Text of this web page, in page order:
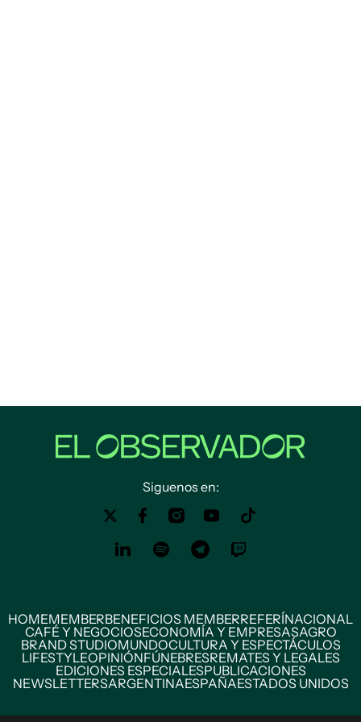
Siguenos en:
HOMEMEMBERBENEFICIOS MEMBERREFERÍNACIONAL
CAFÉ Y NEGOCIOSECONOMÍA Y EMPRESASAGRO
BRAND STUDIOMUNDOCULTURA Y ESPECTÁCULOS
LIFESTYLEOPINIÓNFÚNEBRESREMATES Y LEGALES
EDICIONES ESPECIALESPUBLICACIONES
NEWSLETTERSARGENTINAESPAÑAESTADOS UNIDOS